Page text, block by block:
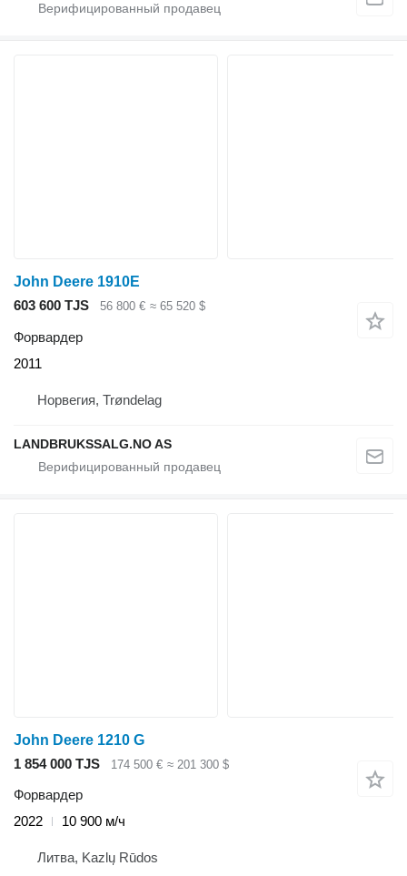
John Deere 1910E
603 600 TJS
56 800 € ≈ 65 520 $
Форвардер
2011
Норвегия, Trøndelag
LANDBRUKSSALG.NO AS
John Deere 1210 G
1 854 000 TJS
174 500 € ≈ 201 300 $
Форвардер
2022
10 900 м/ч
Литва, Kazlų Rūdos